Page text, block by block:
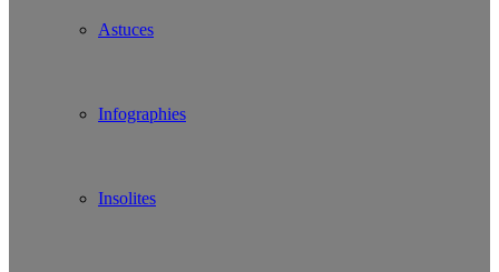
Astuces
Infographies
Insolites